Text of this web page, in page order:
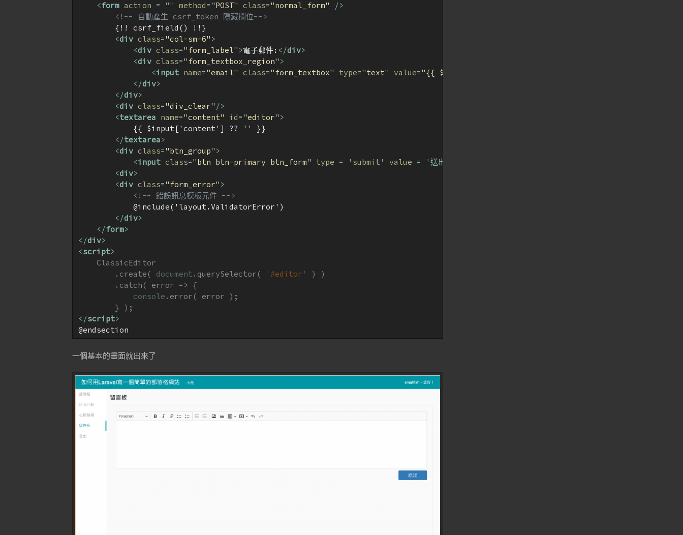
<form action = "" method="POST" class="normal_form"
/>
<!-- 自動產生 csrf_token 隱藏欄位-->
        {!! csrf_field() !!}
<div class="col-sm-6" >
<div class="form_label" >電子郵件: </div>
<div class="form_textbox_region" >
<input name="email" class="form_textbox" type="text" value="{{ $input['email'] ?? '' }}"
</div>
</div>
<div class="div_clear" />
<textarea name="content" id="editor" >
            {{ $input['content'] ?? '' }}
</textarea>
<div class="btn_group" >
<input class="btn btn-primary btn_form" type = ' submit ' value = '送出'>
<div>
<div class="form_error" >
<!-- 錯誤訊息模板元件 -->
            @include('layout.ValidatorError')
</div>
</form>
</div>
<script>
    ClassicEditor
        .create(
document .querySelector( '#editor'
) )
        .catch( error => {
console .error( error );
</script>
一個基本的畫面就出來了